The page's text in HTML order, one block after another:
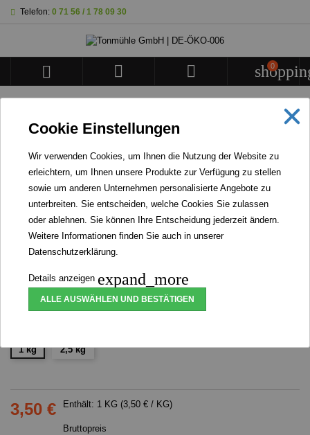
Telefon: 0 71 56 / 1 78 09 30
   0
WIR STELLEN KEINERLEI INSEKTENPRODUKTE
HER NOCH VERARBEITEN WIR WELCHE.
Bioland Dinkel-Vollkornmehl
Artikel-Nr. 148061 Marke Tonmühle
1 kg
2,5 kg
3,50 € Enthält: 1 KG (3,50 € / KG)
Bruttopreis
Cookie Einstellungen
Wir verwenden Cookies, um Ihnen die Nutzung der Website zu
erleichtern, um Ihnen unsere Produkte zur Verfügung zu stellen
sowie um anderen Unternehmen personalisierte Angebote zu
unterbreiten. Sie entscheiden, welche Cookies Sie zulassen
oder ablehnen. Sie können Ihre Entscheidung jederzeit ändern.
Weitere Informationen finden Sie auch in unserer
Datenschutzerklärung.
Details anzeigen expand_more
ALLE AUSWÄHLEN UND BESTÄTIGEN